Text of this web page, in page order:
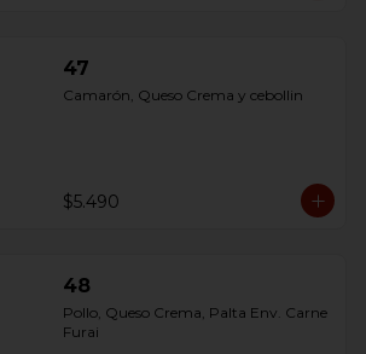
47
Camarón, Queso Crema y cebollin
$5.490
48
Pollo, Queso Crema, Palta Env. Carne
Furai